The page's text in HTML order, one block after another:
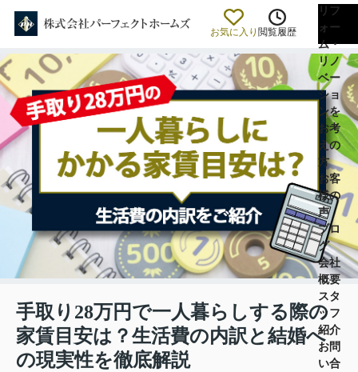
お気に入り 閲覧履歴
リフ
ォー
ム・
リノ
ベー
ショ
ンを
お考
えの
方
お客
様の
声
ブロ
グ
会社
概要
スタ
ッフ
紹介
お問
い合
手取り28万円で一人暮らしする際の
家賃目安は？生活費の内訳と結婚へ
の現実性を徹底解説